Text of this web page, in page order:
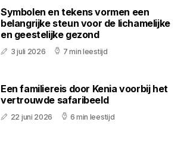
Symbolen en tekens vormen een
belangrijke steun voor de lichamelijke
en geestelijke gezond
3 juli 2026 7 min leestijd
Een familiereis door Kenia voorbij het
vertrouwde safaribeeld
22 juni 2026 6 min leestijd